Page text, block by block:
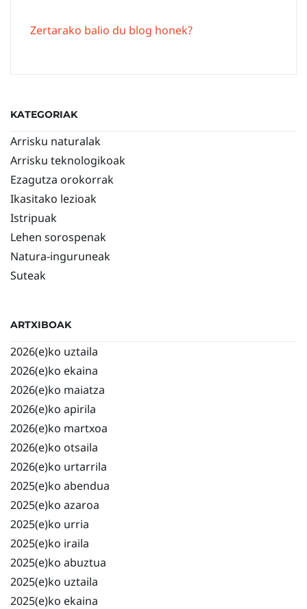
Zertarako balio du blog honek?
KATEGORIAK
Arrisku naturalak
Arrisku teknologikoak
Ezagutza orokorrak
Ikasitako lezioak
Istripuak
Lehen sorospenak
Natura-inguruneak
Suteak
ARTXIBOAK
2026(e)ko uztaila
2026(e)ko ekaina
2026(e)ko maiatza
2026(e)ko apirila
2026(e)ko martxoa
2026(e)ko otsaila
2026(e)ko urtarrila
2025(e)ko abendua
2025(e)ko azaroa
2025(e)ko urria
2025(e)ko iraila
2025(e)ko abuztua
2025(e)ko uztaila
2025(e)ko ekaina